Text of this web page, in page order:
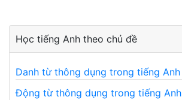
Học tiếng Anh theo chủ đề
Danh từ thông dụng trong tiếng Anh
Động từ thông dụng trong tiếng Anh